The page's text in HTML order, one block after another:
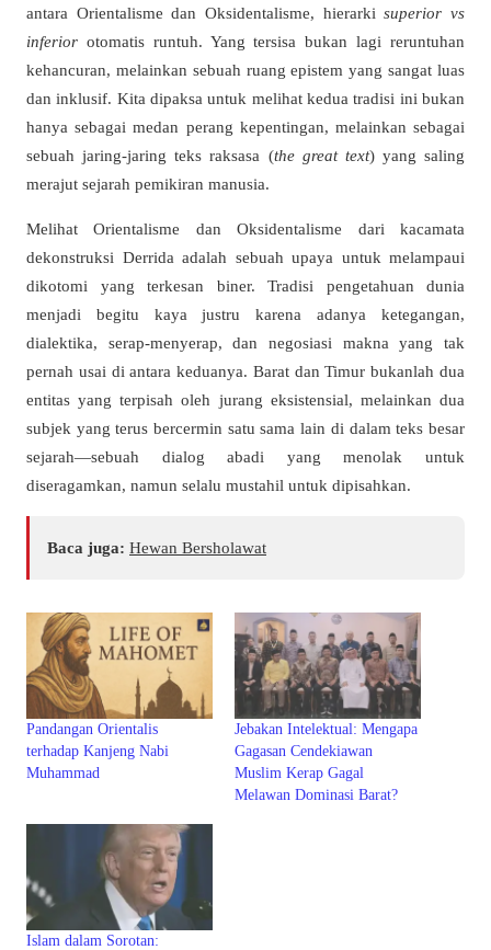
antara Orientalisme dan Oksidentalisme, hierarkisuperior vs
inferior otomatis runtuh. Yang tersisa bukan lagi reruntuhan
kehancuran, melainkan sebuah ruang epistem yang sangat luas
dan inklusif. Kita dipaksa untuk melihat kedua tradisi ini bukan
hanya sebagai medan perang kepentingan, melainkan sebagai
sebuah jaring-jaring teks raksasa (the great text) yang saling
merajut sejarah pemikiran manusia.
Melihat Orientalisme dan Oksidentalisme dari kacamata
dekonstruksi Derrida adalah sebuah upaya untuk melampaui
dikotomi yang terkesan biner. Tradisi pengetahuan dunia
menjadi begitu kaya justru karena adanya ketegangan,
dialektika, serap-menyerap, dan negosiasi makna yang tak
pernah usai di antara keduanya. Barat dan Timur bukanlah dua
entitas yang terpisah oleh jurang eksistensial, melainkan dua
subjek yang terus bercermin satu sama lain di dalam teks besar
sejarah—sebuah dialog abadi yang menolak untuk
diseragamkan, namun selalu mustahil untuk dipisahkan.
Baca juga: Hewan Bersholawat
Pandangan Orientalis
terhadap Kanjeng Nabi
Muhammad
Jebakan Intelektual: Mengapa
Gagasan Cendekiawan
Muslim Kerap Gagal
Melawan Dominasi Barat?
Islam dalam Sorotan: